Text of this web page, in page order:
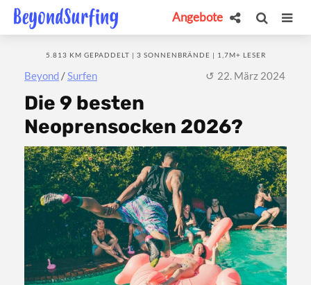
Angebote
Beyond /Surfen
5.813 KM GEPADDELT | 3 SONNENBRÄNDE | 1,7M+ LESER
22. März 2024
Die 9 besten
Neoprensocken 2026?